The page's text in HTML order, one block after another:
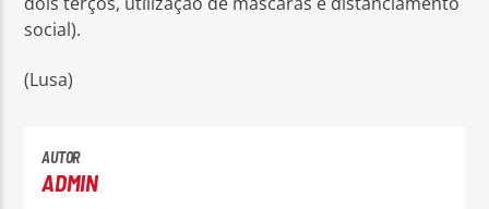
social).
(Lusa)
AUTOR
ADMIN